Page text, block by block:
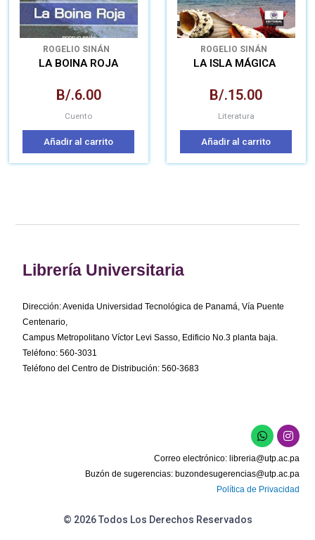
ROGELIO SINÁN
LA BOINA ROJA
B/.6.00
Cuento
Añadir al carrito
ROGELIO SINÁN
LA ISLA MÁGICA
B/.15.00
Literatura
Añadir al carrito
Librería Universitaria
Dirección: Avenida Universidad Tecnológica de Panamá, Vía Puente
Centenario,
Campus Metropolitano Víctor Levi Sasso, Edificio No.3 planta baja.
Teléfono: 560-3031
Teléfono del Centro de Distribución: 560-3683
W
h
a
t
s
a
p
I
n
s
t
a
g
r
Correo electrónico: libreria@utp.ac.pa
Buzón de sugerencias: buzondesugerencias@utp.ac.pa
Política de Privacidad
© 2026 Todos Los Derechos Reservados